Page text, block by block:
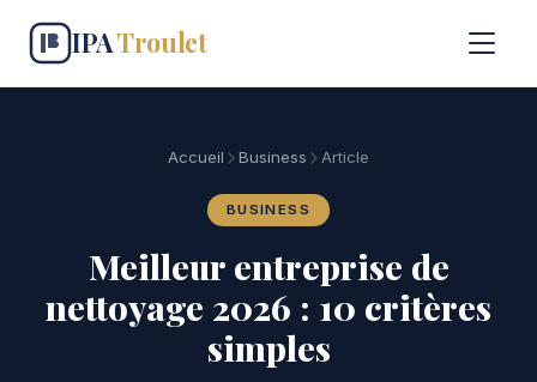
IPATroulet
Emploi
Contact
Accueil Business Article
BUSINESS
Meilleur entreprise de
nettoyage 2026 : 10 critères
simples